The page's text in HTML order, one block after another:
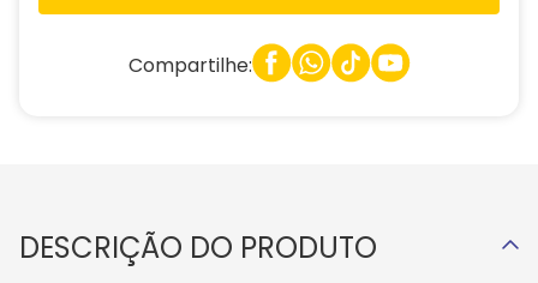
Compartilhe:
DESCRIÇÃO DO PRODUTO